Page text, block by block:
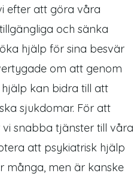
efter att göra våra
och sänka
hjälp för sina besvär
om att genom
kan bidra till att
sjukdomar. För att
snabba tjänster till våra
att psykiatrisk hjälp
många, men är kanske